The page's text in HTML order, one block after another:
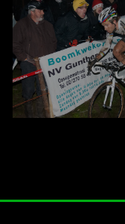
Cross 2011